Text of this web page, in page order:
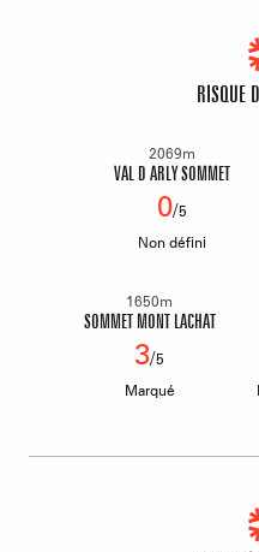
RISQUE
2069m
VAL D ARLY SOMMET
0/5
Non défini
1650m
SOMMET MONT LACHAT
3/5
Marqué